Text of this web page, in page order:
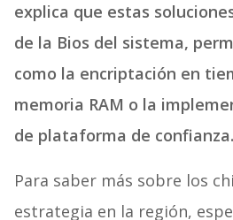
explica que estas
de la Bios del sistema,
como la encriptación en
memoria RAM o la
de plataforma de confianza.
Para saber más sobre los
estrategia en la región,